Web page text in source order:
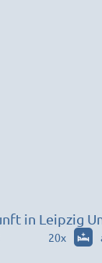
in Leipzig
20x